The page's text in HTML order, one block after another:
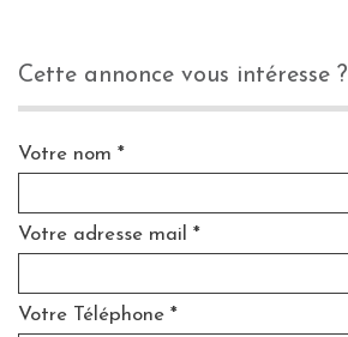
cette annonce vous intéresse ?
Votre nom *
Votre adresse mail *
Votre Téléphone *